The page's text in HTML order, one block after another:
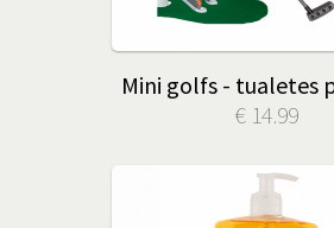
Mini golfs - tualetes
€ 14.99